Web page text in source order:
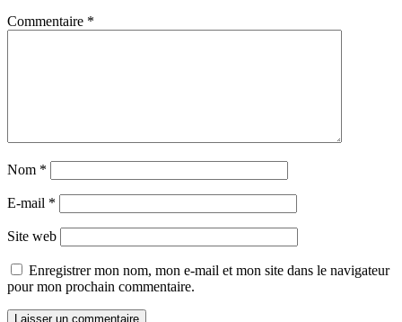
Commentaire *
Nom *
E-mail *
Site web
Enregistrer mon nom, mon e-mail et mon site dans le navigateur
pour mon prochain commentaire.